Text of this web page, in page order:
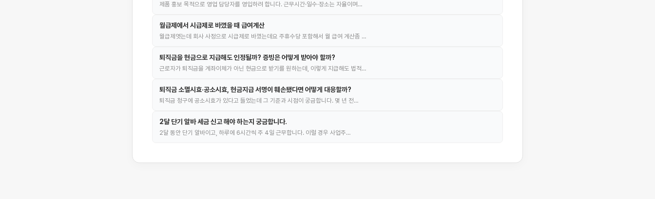
제품 홍보 목적으로 영업 담당자를 영입하려 합니다. 근무시간·일수·장소는 자율이며…
월급제에서 시급제로 바꼈을 때 급여계산
월급제엿는데 회사 사정으로 시급제로 바꼈는데요 주휴수당 포함해서 월 급여 계산좀 …
퇴직금을 현금으로 지급해도 인정될까? 증빙은 어떻게 받아야 할까?
근로자가 퇴직금을 계좌이체가 아닌 현금으로 받기를 원하는데, 이렇게 지급해도 법적…
퇴직금 소멸시효·공소시효, 현금지급 서명이 훼손됐다면 어떻게 대응할까?
퇴직금 청구에 공소시효가 있다고 들었는데 그 기준과 시점이 궁금합니다. 몇 년 전…
2달 단기 알바 세금 신고 해야 하는지 궁금합니다.
2달 동안 단기 알바이고, 하루에 6시간씩 주 4일 근무합니다. 이럴 경우 사업주…